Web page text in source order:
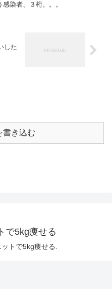
感染者、３桁。。。
した
書き込む
で5kg痩せる
トで5kg痩せる.